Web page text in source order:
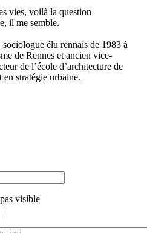
vies, voilà la question
il me semble.
sociologue élu rennais de 1983 à
de Rennes et ancien vice-
de l’école d’architecture de
stratégie urbaine.
visible